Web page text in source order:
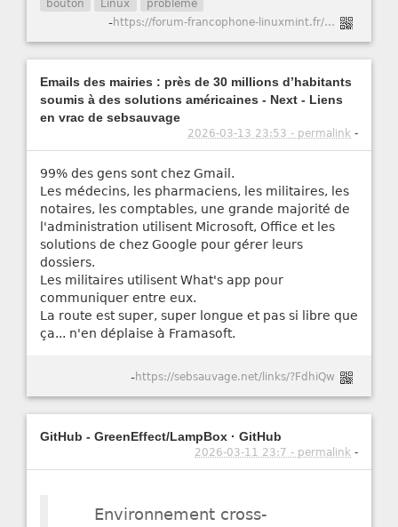
bouton Linux problème
- https://forum-francophone-linuxmint.fr/viewtopic.php?t=21751
Emails des mairies : près de 30 millions d’habitants
soumis à des solutions américaines - Next - Liens
en vrac de sebsauvage
2026-03-13 23:53 - permalink -
99% des gens sont chez Gmail.
Les médecins, les pharmaciens, les militaires, les
notaires, les comptables, une grande majorité de
l'administration utilisent Microsoft, Office et les
solutions de chez Google pour gérer leurs
dossiers.
Les militaires utilisent What's app pour
communiquer entre eux.
La route est super, super longue et pas si libre que
ça... n'en déplaise à Framasoft.
-https://sebsauvage.net/links/?FdhiQw
GitHub - GreenEffect/LampBox · GitHub
2026-03-11 23:7 - permalink -
Environnement cross-